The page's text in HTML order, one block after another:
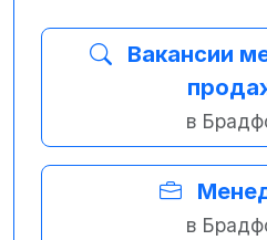
Вакансии
в
в